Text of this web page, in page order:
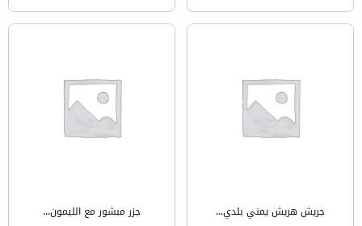
لهذا
الخيارات
على
صفحة
المنتج
لهذا
الخيارات
على
صفحة
المنتج
جريش هريش يمني بلدي... جزر مبشور مع الليمون...